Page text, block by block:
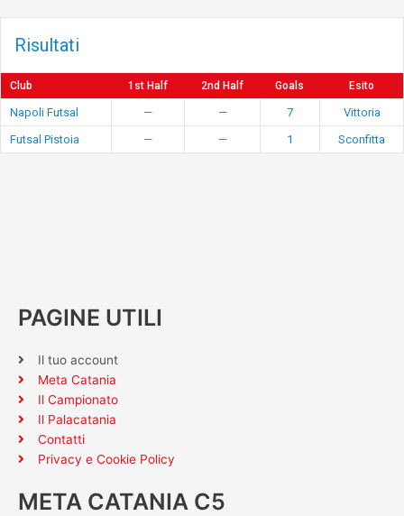
Risultati
Club 1st Half 2nd Half Goals Esito
Napoli Futsal — — 7
Vittoria
Futsal Pistoia
— — 1 Sconfitta
PAGINE UTILI
Il tuo account
Meta Catania
Il Campionato
Il Palacatania
Contatti
Privacy e Cookie Policy
META CATANIA C5